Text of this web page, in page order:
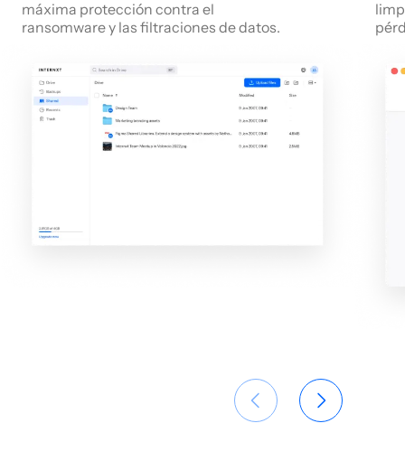
máxima protección contra el
ransomware y las filtraciones de datos.